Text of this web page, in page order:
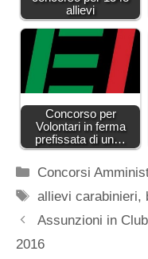
allievi
Concorso per
Volontari in ferma
prefissata di un…
Categorie
Concorsi
Tag
allievi carabinieri,
Assunzioni in
2016